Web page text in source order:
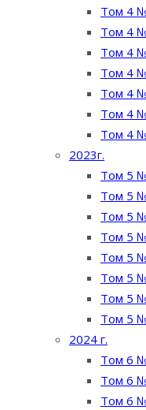
Том 4
Том 4
Том 4
Том 4
Том 4
Том 4
Том 4
2023г.
Том 5
Том 5
Том 5
Том 5
Том 5
Том 5
Том 5
Том 5
2024 г.
Том 6
Том 6
Том 6